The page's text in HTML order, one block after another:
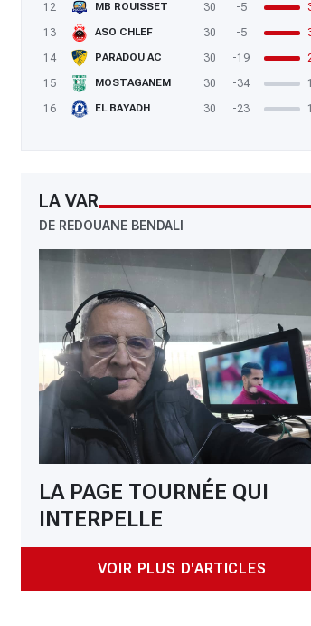
12
MB ROUISSET 30 -5
13
ASO CHLEF 30 -5
14
PARADOU AC 30 -19
15
MOSTAGANEM 30 -34
16
EL BAYADH 30 -23
LA VAR
DE REDOUANE BENDALI
LA PAGE TOURNÉE QUI
INTERPELLE
VOIR PLUS D'ARTICLES